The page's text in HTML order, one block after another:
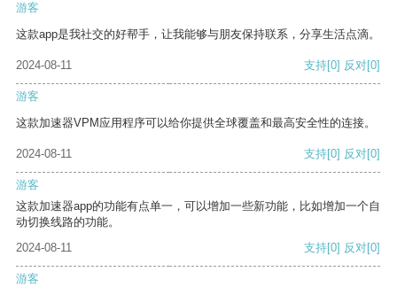
游客
这款app是我社交的好帮手，让我能够与朋友保持联系，分享生活点滴。
2024-08-11 支持[0] 反对[0]
游客
这款加速器VPM应用程序可以给你提供全球覆盖和最高安全性的连接。
2024-08-11 支持[0] 反对[0]
游客
这款加速器app的功能有点单一，可以增加一些新功能，比如增加一个自
动切换线路的功能。
2024-08-11
支持[0] 反对[0]
游客